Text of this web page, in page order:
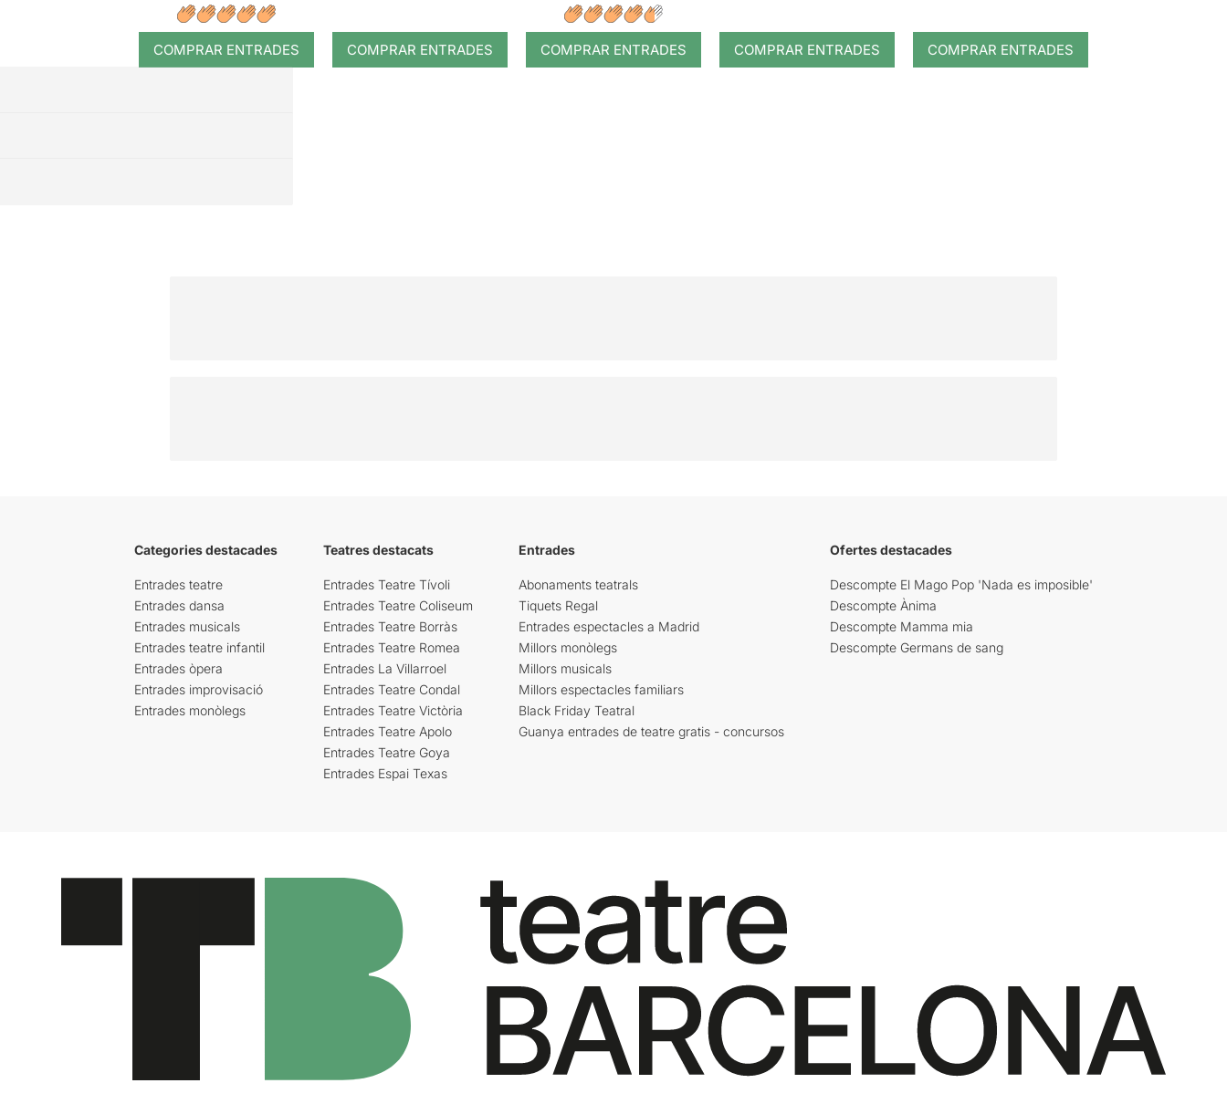
COMPRAR ENTRADES COMPRAR ENTRADES COMPRAR ENTRADES COMPRAR ENTRADES COMPRAR ENTRADES
Categories destacades
Entrades teatre
Entrades dansa
Entrades musicals
Entrades teatre infantil
Entrades òpera
Entrades improvisació
Entrades monòlegs
Teatres destacats
Entrades Teatre Tívoli
Entrades Teatre Coliseum
Entrades Teatre Borràs
Entrades Teatre Romea
Entrades La Villarroel
Entrades Teatre Condal
Entrades Teatre Victòria
Entrades Teatre Apolo
Entrades Teatre Goya
Entrades Espai Texas
Entrades
Abonaments teatrals
Tiquets Regal
Entrades espectacles a Madrid
Millors monòlegs
Millors musicals
Millors espectacles familiars
Black Friday Teatral
Guanya entrades de teatre gratis - concursos
Ofertes destacades
Descompte El Mago Pop 'Nada es imposible'
Descompte Ànima
Descompte Mamma mia
Descompte Germans de sang